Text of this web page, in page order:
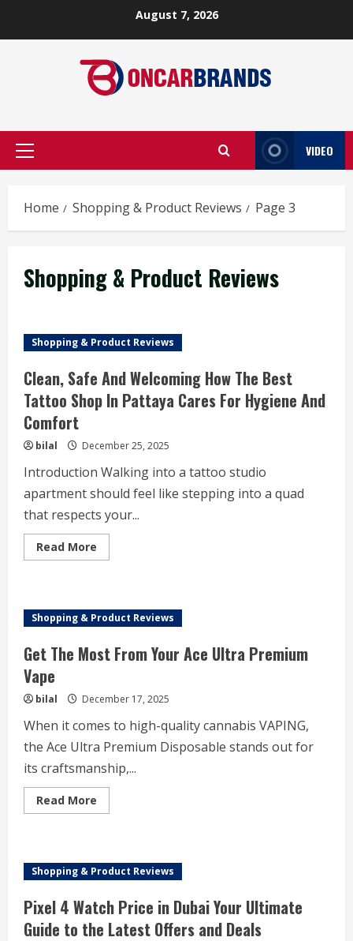
August 7, 2026
Primary
VIDEO
Home Shopping & Product Reviews Page 3
Shopping & Product Reviews
Shopping & Product Reviews
Clean, Safe And Welcoming How The Best
Tattoo Shop In Pattaya Cares For Hygiene And
Comfort
bilal December 25, 2025
Introduction Walking into a tattoo studio
apartment should feel like stepping into a quad
that respects your...
Read More
more
Welcoming
How
Best
Tattoo
Cares
Hygiene
And
Comfort
Shopping & Product Reviews
Get The Most From Your Ace Ultra Premium
Vape
bilal December 17, 2025
When it comes to high-quality cannabis VAPING,
the Ace Ultra Premium Disposable stands out for
its craftsmanship,...
Read More
more
From
Your
Ultra
Premium
Vape
Shopping & Product Reviews
Pixel 4 Watch Price in Dubai Your Ultimate
Guide to the Latest Offers and Deals